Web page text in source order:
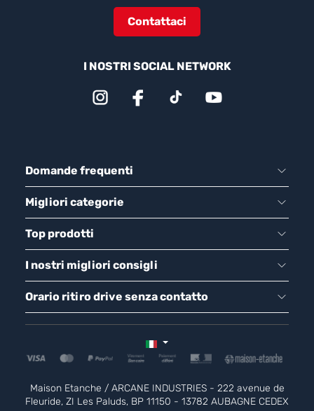
Contattaci
I NOSTRI SOCIAL NETWORK
Domande frequenti
Migliori categorie
Top prodotti
I nostri migliori consigli
Orario ritiro drive senza contatto
Maison Etanche / ARCANE INDUSTRIES - 222 avenue de
Fleuride, ZI Les Paluds, BP 11150 - 13782 AUBAGNE CEDEX